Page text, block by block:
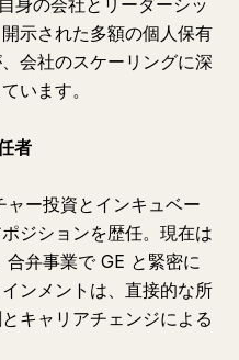
身の会社とリーダーシッ
示された多額の個人保有
会社のスケーリングに深
います。
者
ー投資とインキュベー
ジションを歴任。現在は
弁事業で GE と緊密に
ンメントは、直接的な所
キャリアチェンジによる